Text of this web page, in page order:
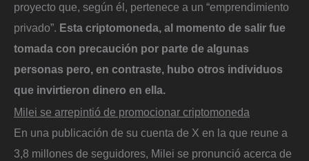
proyecto que, según él, pertenece a un “emprendimiento
privado”. Esta criptomoneda, al momento de salir fue
tomada con precaución por parte de algunas
personas pero, en contraste, hubo otros individuos
que invirtieron dinero en ella.
Milei se arrepintió de promocionar criptomoneda
En una publicación de su cuenta de X en la que reune a
3,8 millones de seguidores, Milei se pronunció acerca de